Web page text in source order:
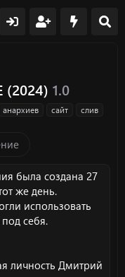
(2024) 1.0
анархиев сайт слив
была создана 27
же день.
использовать
себя.
личность Дмитрий